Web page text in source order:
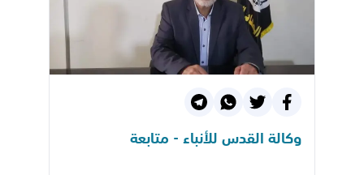
وكالة القدس للأنباء - متابعة